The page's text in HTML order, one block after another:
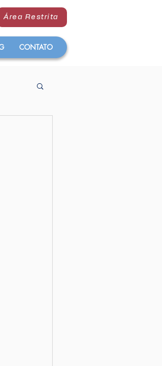
Área Restrita
CONTATO